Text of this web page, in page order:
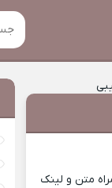
متن و لینک